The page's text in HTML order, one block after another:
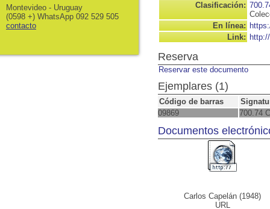
Clasificación:
En línea:
Link:
Reserva
Reservar este documento
Ejemplares (1)
Código de barras
09869
700.74
Documentos
Carlos Capelán (1948)
URL
Montevideo - Uruguay
(0598 +) WhatsApp 092 529 505
contacto